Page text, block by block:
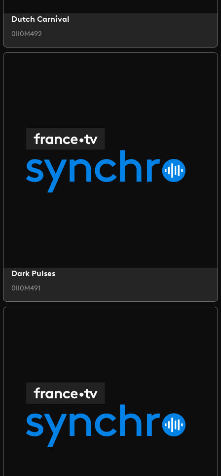
Dutch Carnival
0II0M492
Dark Pulses
0II0M491